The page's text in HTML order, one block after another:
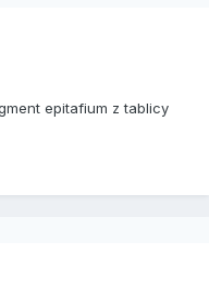
epitafium z tablicy